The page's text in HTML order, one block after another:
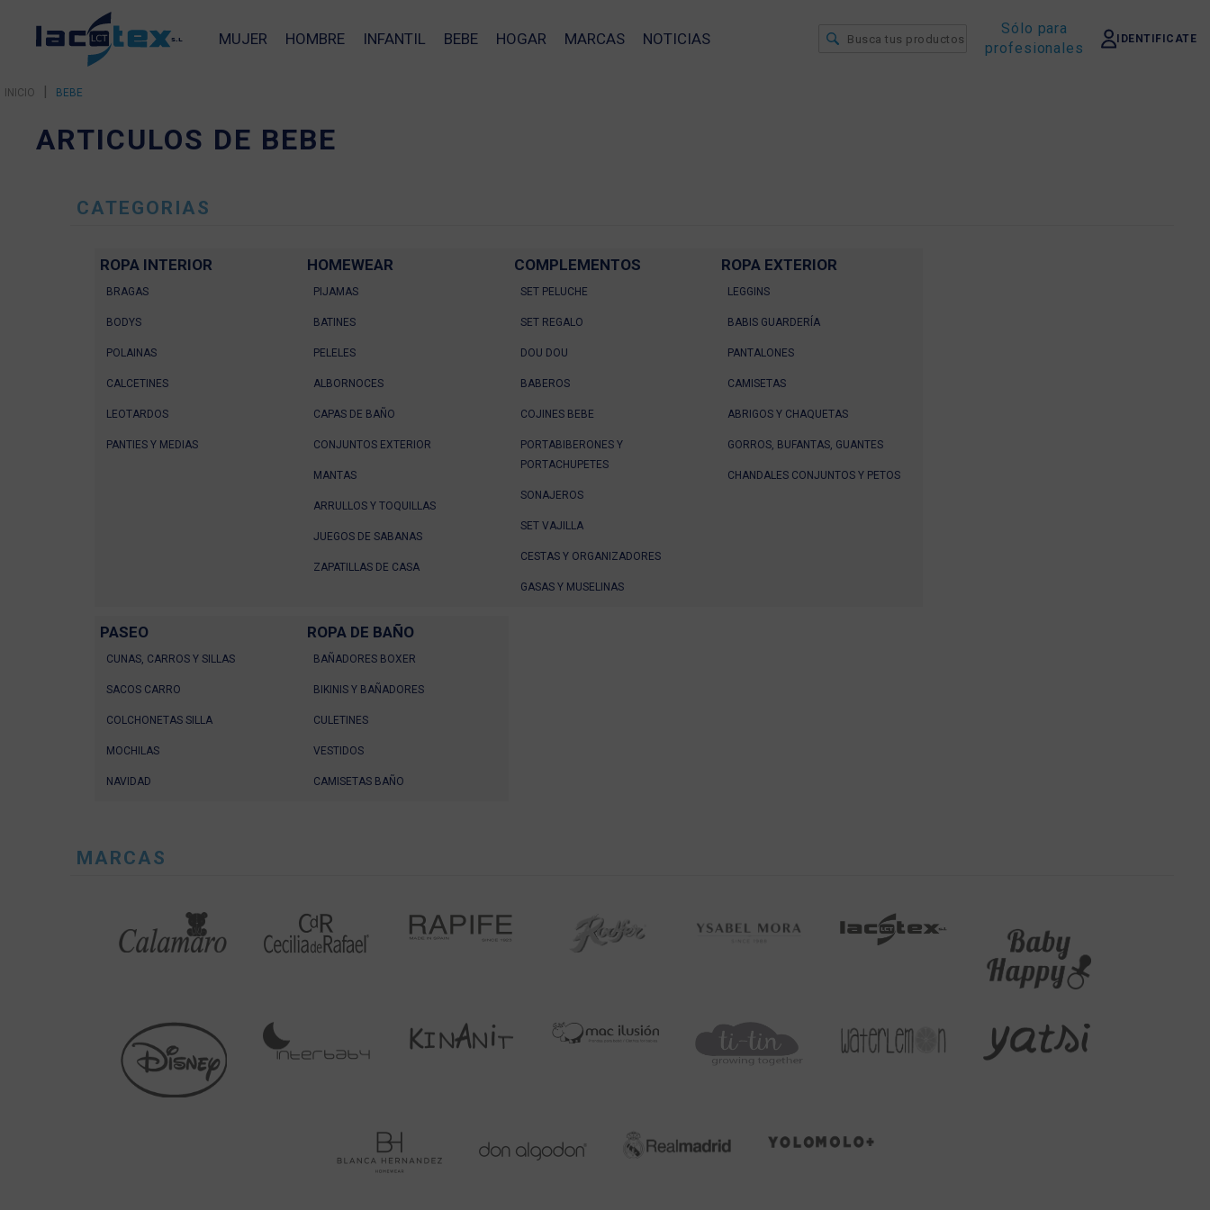
MUJER HOMBRE INFANTIL BEBE HOGAR MARCAS NOTICIAS
Sólo para
profesionales
IDENTIFICATE
INICIO | BEBE
ARTICULOS DE BEBE
CATEGORIAS
ROPA INTERIOR
BRAGAS
BODYS
POLAINAS
CALCETINES
LEOTARDOS
PANTIES Y MEDIAS
HOMEWEAR
PIJAMAS
BATINES
PELELES
ALBORNOCES
CAPAS DE BAÑO
CONJUNTOS EXTERIOR
MANTAS
ARRULLOS Y TOQUILLAS
JUEGOS DE SABANAS
ZAPATILLAS DE CASA
COMPLEMENTOS
SET PELUCHE
SET REGALO
DOU DOU
BABEROS
COJINES BEBE
PORTABIBERONES Y
PORTACHUPETES
SONAJEROS
SET VAJILLA
CESTAS Y ORGANIZADORES
GASAS Y MUSELINAS
ROPA EXTERIOR
LEGGINS
BABIS GUARDERÍA
PANTALONES
CAMISETAS
ABRIGOS Y CHAQUETAS
GORROS, BUFANTAS, GUANTES
CHANDALES CONJUNTOS Y PETOS
PASEO
CUNAS, CARROS Y SILLAS
SACOS CARRO
COLCHONETAS SILLA
MOCHILAS
NAVIDAD
ROPA DE BAÑO
BAÑADORES BOXER
BIKINIS Y BAÑADORES
CULETINES
VESTIDOS
CAMISETAS BAÑO
MARCAS